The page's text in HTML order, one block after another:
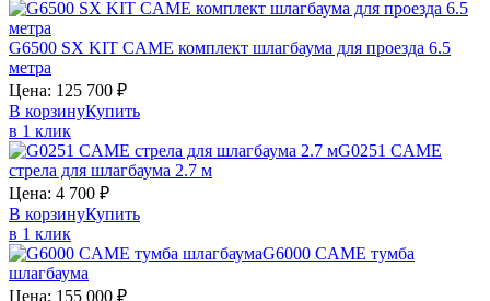
G6500 SX KIT CAME комплект шлагбаума для проезда 6.5
метра
Цена: 125 700 ₽
В корзинуКупить
в 1 клик
G0251 CAME
стрела для шлагбаума 2.7 м
Цена: 4 700 ₽
В корзинуКупить
в 1 клик
G6000 CAME тумба
шлагбаума
Цена: 155 000 ₽